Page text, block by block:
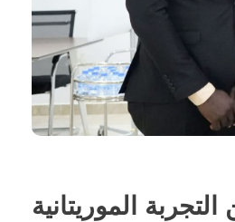
الموريتانية